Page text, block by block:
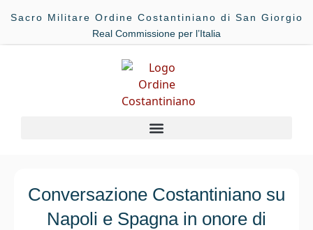
Sacro Militare Ordine Costantiniano di San Giorgio
Real Commissione per l’Italia
Conversazione Costantiniano su
Napoli e Spagna in onore di